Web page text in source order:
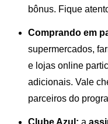
bônus. Fique
Comprando em
supermercados,
e lojas online
adicionais. Vale
parceiros do